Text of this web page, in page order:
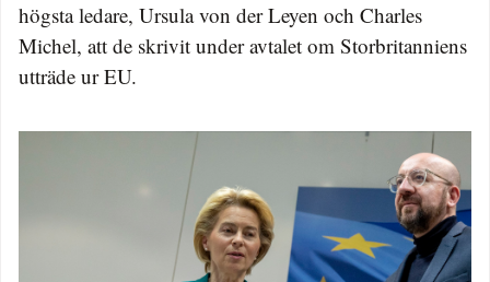
högsta ledare, Ursula von der Leyen och Charles
Michel, att de skrivit under avtalet om Storbritanniens
utträde ur EU.